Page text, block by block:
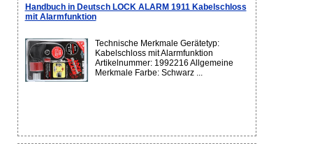
Handbuch in Deutsch LOCK ALARM 1911 Kabelschloss
mit Alarmfunktion
Technische Merkmale Gerätetyp:
Kabelschloss mit Alarmfunktion
Artikelnummer: 1992216 Allgemeine
Merkmale Farbe: Schwarz ...